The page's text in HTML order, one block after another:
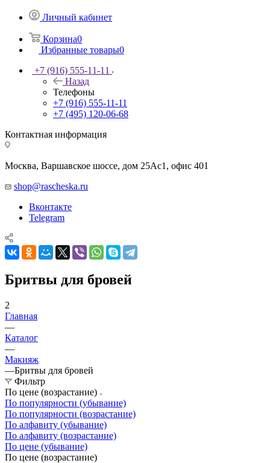
Личный кабинет
Корзина0
Избранные товары0
+7 (916) 555-11-11
Назад
Телефоны
+7 (916) 555-11-11
+7 (495) 120-06-68
Контактная информация
Москва, Варшавское шоссе, дом 25Аc1, офис 401
shop@rascheska.ru
Вконтакте
Telegram
Бритвы для бровей
2
Главная
—
Каталог
—
Макияж
—Бритвы для бровей
Фильтр
По цене (возрастание)
По популярности (убывание)
По популярности (возрастание)
По алфавиту (убывание)
По алфавиту (возрастание)
По цене (убывание)
По цене (возрастание)